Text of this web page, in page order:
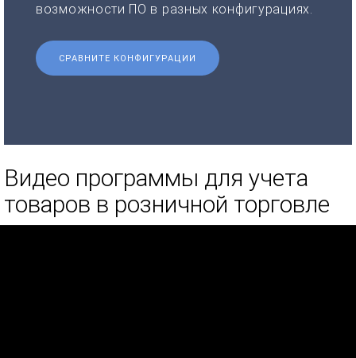
возможности ПО в разных конфигурациях.
СРАВНИТЕ КОНФИГУРАЦИИ
Видео программы для учета
товаров в розничной торговле